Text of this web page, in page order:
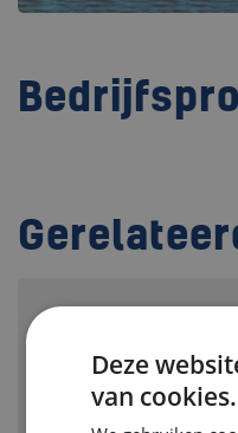
OSS, NEDERLAND
Branche:
Disciplines:
Deze
van cookies.